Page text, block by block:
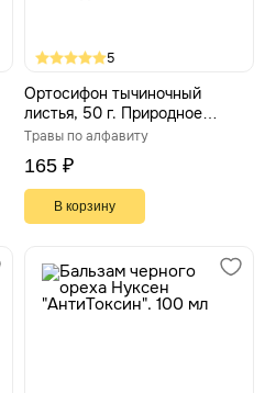
5
Ортосифон тычиночный
листья, 50 г. Природное
мочегонное для поддержки
Травы по алфавиту
165 ₽
В корзину